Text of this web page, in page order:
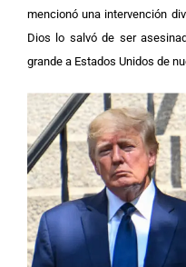
mencionó una intervención
Dios lo salvó de ser
grande a Estados Unidos de